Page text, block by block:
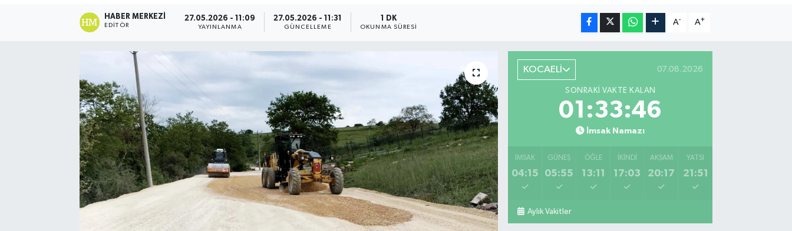
HABER MERKEZI
EDITÖR
27.05.2026 - 11:09
YAYINLANMA
27.05.2026 - 11:31
GÜNCELLEME
1 DK
OKUNMA SÜRESI
A- A+
KOCAELİ 07.08.2026
SONRAKI VAKTE KALAN
01:33:45
İmsak Namazı
İMSAK
04:15
GÜNEŞ
05:55
ÖĞLE
13:11
İKINDI
17:03
AKŞAM
20:17
YATSI
21:51
Aylık Vakitler